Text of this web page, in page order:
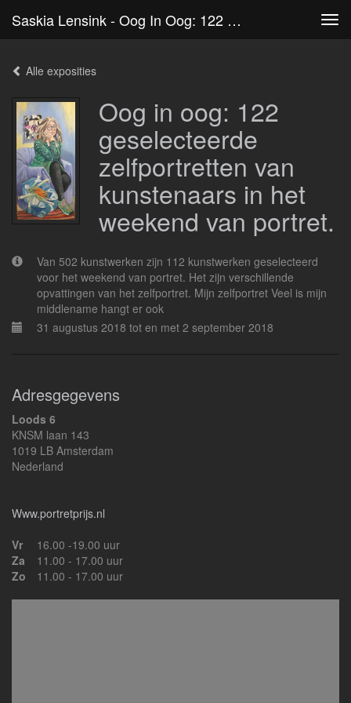
Saskia Lensink - Oog In Oog: 122 Geselecteerde Zelfportretten Van Kunstenaars In Het Weekend Van Portret.
Alle exposities
Oog in oog: 122
geselecteerde
zelfportretten van
kunstenaars in het
weekend van portret.
Van 502 kunstwerken zijn 112 kunstwerken geselecteerd
voor het weekend van portret. Het zijn verschillende
opvattingen van het zelfportret. Mijn zelfportret Veel is mijn
middlename hangt er ook
31 augustus 2018 tot en met 2 september 2018
Adresgegevens
Loods 6
KNSM laan 143
1019 LB Amsterdam
Nederland
Www.portretprijs.nl
Vr
16.00 -19.00 uur
Za
11.00 - 17.00 uur
Zo
11.00 - 17.00 uur